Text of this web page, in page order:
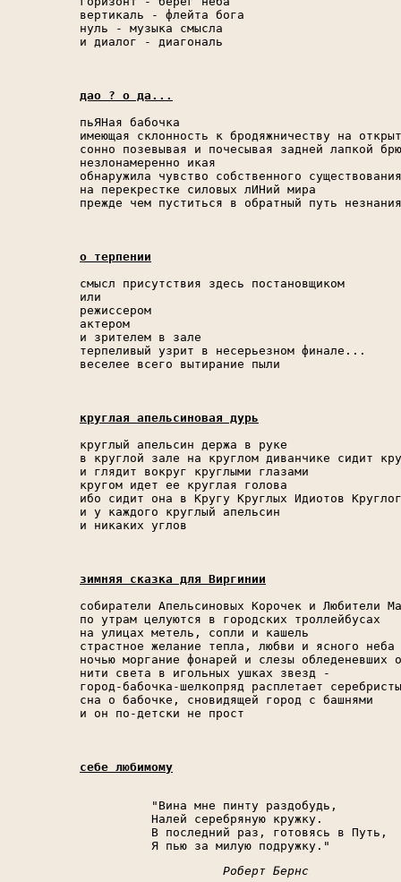
вертикаль - флейта бога
нуль - музыка смысла
и диалог - диагональ
дао ? о да...
пьЯНая бабочка
имеющая склонность к бродяжничеству на
сонно позевывая и почесывая задней лапкой
незлонамеренно икая
обнаружила чувство собственного существования
на перекрестке силовых лИНий мира
прежде чем пуститься в обратный путь незнания
о терпении
смысл присутствия здесь постановщиком
или
режиссером
актером
и зрителем в зале
терпеливый узрит в несерьезном финале...
веселее всего вытирание пыли
круглая апельсиновая дурь
круглый апельсин держа в руке
в круглой зале на круглом диванчике сидит
и глядит вокруг круглыми глазами
кругом идет ее круглая голова
ибо сидит она в Кругу Круглых Идиотов
и у каждого круглый апельсин
и никаких углов
зимняя сказка для Виргинии
собиратели Апельсиновых Корочек и Любители
по утрам целуются в городских троллейбусах
на улицах метель, сопли и кашель
страстное желание тепла, любви и ясного неба
ночью моргание фонарей и слезы обледеневших
нити света в игольных ушках звезд -
город-бабочка-шелкопряд расплетает
сна о бабочке, сновидящей город с башнями
и он по-детски не прост
себе любимому
"Вина мне пинту раздобудь,
Налей серебряную кружку.
В последний раз, готовясь в Путь,
Роберт Бернс